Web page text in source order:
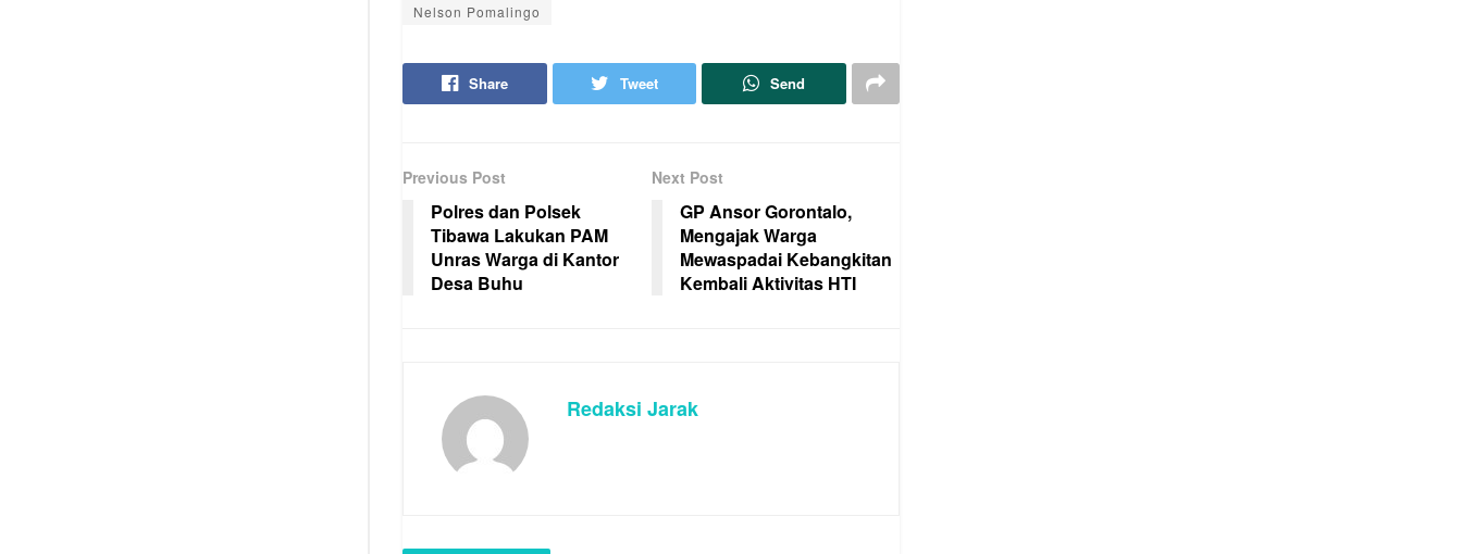
Nelson Pomalingo
Share Tweet Send
Previous Post
Polres dan Polsek
Tibawa Lakukan PAM
Unras Warga di Kantor
Desa Buhu
Next Post
GP Ansor Gorontalo,
Mengajak Warga
Mewaspadai Kebangkitan
Kembali Aktivitas HTI
Redaksi Jarak